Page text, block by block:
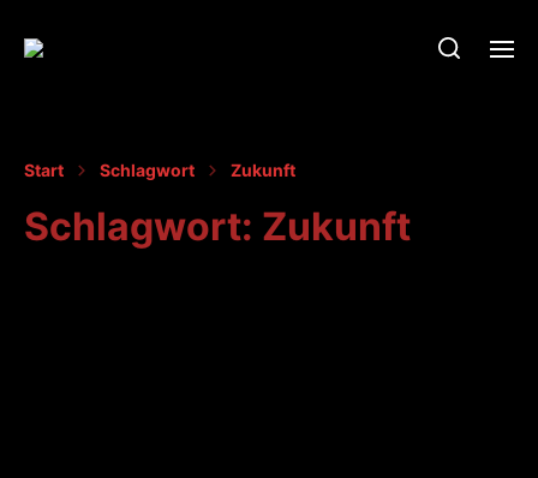
Start Schlagwort Zukunft
Schlagwort: Zukunft